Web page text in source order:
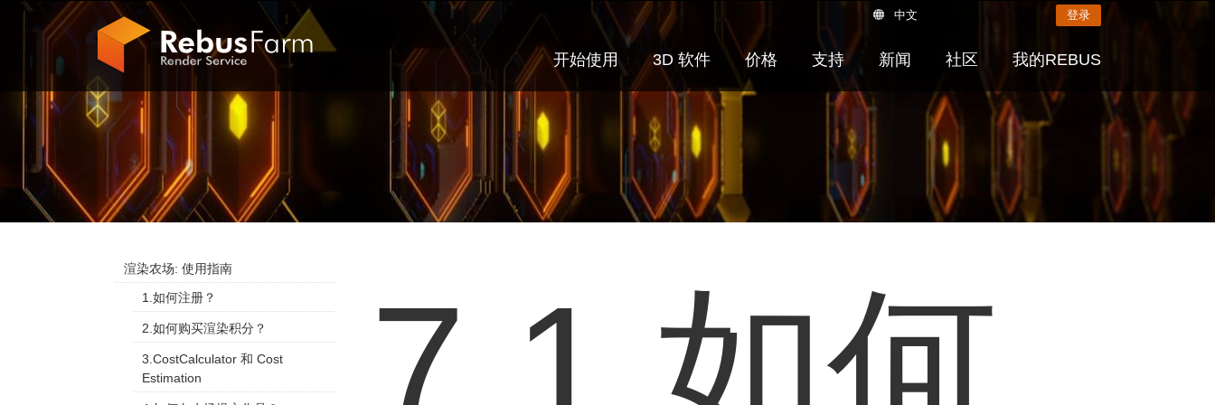
中文 登录
开始使用 3D 软件 价格 支持 新闻 社区 我的REBUS
7.1 如何
渲染农场: 使用指南
1.如何注册？
2.如何购买渲染积分？
3.CostCalculator 和 Cost
Estimation